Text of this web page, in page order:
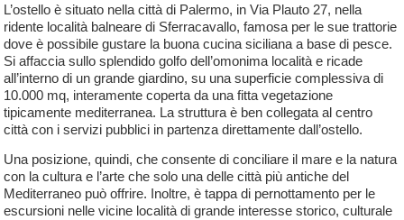
L’ostello è situato nella città di Palermo, in Via Plauto 27, nella
ridente località balneare di Sferracavallo, famosa per le sue trattorie
dove è possibile gustare la buona cucina siciliana a base di pesce.
Si affaccia sullo splendido golfo dell’omonima località e ricade
all’interno di un grande giardino, su una superficie complessiva di
10.000 mq, interamente coperta da una fitta vegetazione
tipicamente mediterranea. La struttura è ben collegata al centro
città con i servizi pubblici in partenza direttamente dall’ostello.
Una posizione, quindi, che consente di conciliare il mare e la natura
con la cultura e l’arte che solo una delle città più antiche del
Mediterraneo può offrire. Inoltre, è tappa di pernottamento per le
escursioni nelle vicine località di grande interesse storico, culturale